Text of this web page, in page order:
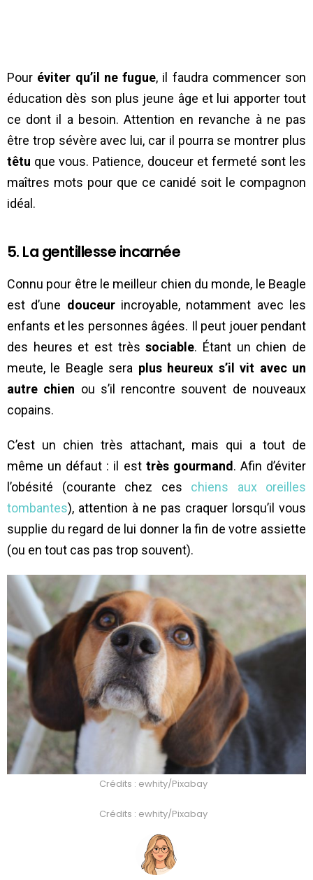
Pour éviter qu’il ne fugue, il faudra commencer son
éducation dès son plus jeune âge et lui apporter tout
ce dont il a besoin. Attention en revanche à ne pas
être trop sévère avec lui, car il pourra se montrer plus
têtu que vous. Patience, douceur et fermeté sont les
maîtres mots pour que ce canidé soit le compagnon
idéal.
5. La gentillesse incarnée
Connu pour être le meilleur chien du monde, le Beagle
est d’une douceurincroyable, notamment avec les
enfants et les personnes âgées. Il peut jouer pendant
des heures et est trèssociable. Étant un chien de
meute, le Beagle sera plus heureux s’il vit avec un
autre chien ou s’il rencontre souvent de nouveaux
copains.
C’est un chien très attachant, mais qui a tout de
même un défaut : il est très gourmand. Afin d’éviter
l’obésité (courante chez ces chiens aux oreilles
tombantes), attention à ne pas craquer lorsqu’il vous
supplie du regard de lui donner la fin de votre assiette
(ou en tout cas pas trop souvent).
Crédits : ewhity/Pixabay
Crédits : ewhity/Pixabay